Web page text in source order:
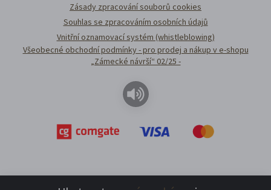
Zásady zpracování souborů cookies
Souhlas se zpracováním osobních údajů
Vnitřní oznamovací systém (whistleblowing)
Všeobecné obchodní podmínky - pro prodej a nákup v e-shopu
„Zámecké návrší“ 02/25 -